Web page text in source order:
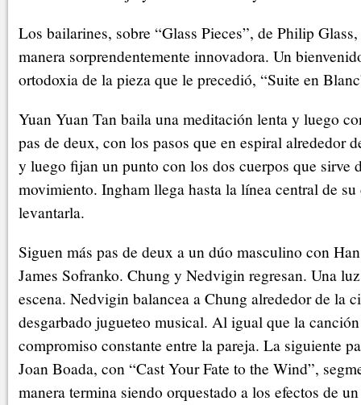
Los bailarines, sobre “Glass Pieces”, de Philip
manera sorprendentemente innovadora. Un
ortodoxia de la pieza que le precedió, “Suite en
Yuan Yuan Tan baila una meditación lenta y luego
pas de deux, con los pasos que en espiral alrededor
y luego fijan un punto con los dos cuerpos que sirve
movimiento. Ingham llega hasta la línea central de su
levantarla.
Siguen más pas de deux a un dúo masculino con
James Sofranko. Chung y Nedvigin regresan. Una
escena. Nedvigin balancea a Chung alrededor de la
desgarbado jugueteo musical. Al igual que la
compromiso constante entre la pareja. La siguiente
Joan Boada, con “Cast Your Fate to the Wind”,
manera termina siendo orquestado a los efectos de